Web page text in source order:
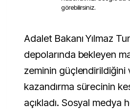
görebilirsiniz.
Adalet Bakanı Yılmaz Tunç, yediemin
depolarında bekleyen
zeminin güçlendirildiğini
kazandırma sürecinin
açıkladı. Sosyal medya